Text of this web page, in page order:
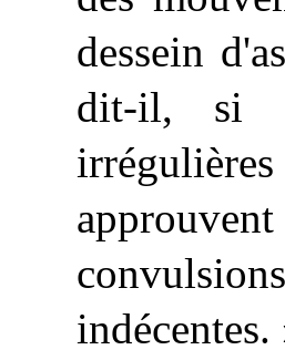
dessein
dit-il, si
irrégulières
indécentes.